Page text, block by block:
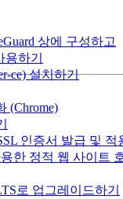
상에 구성하고
용하기
ce) 설치하기
(Chrome)
인증서 발급 및 적
한 정적 웹 사이트
로 업그레이드하기